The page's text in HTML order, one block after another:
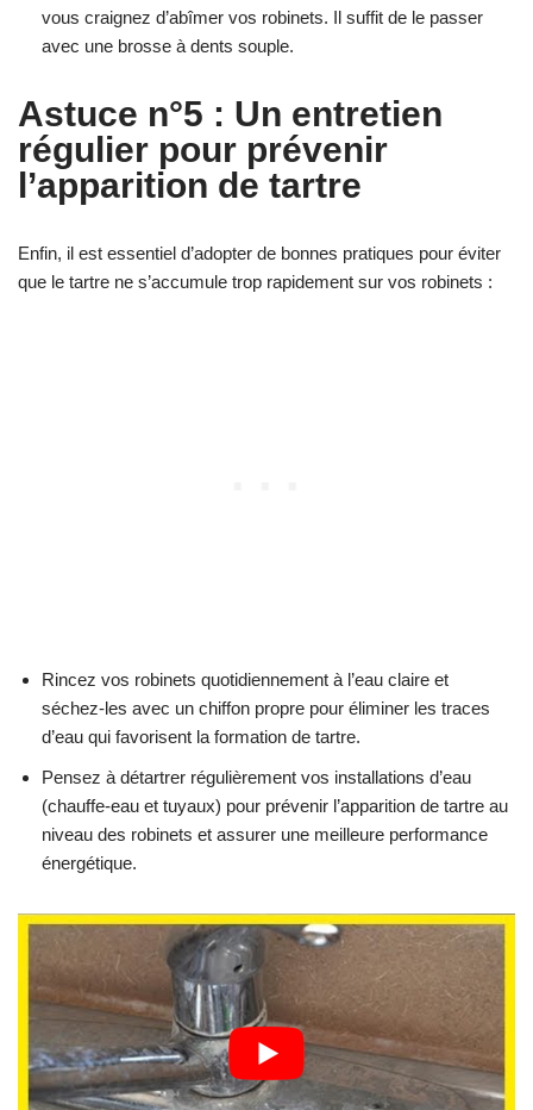
vous craignez d’abîmer vos robinets. Il suffit de le passer
avec une brosse à dents souple.
Astuce n°5 : Un entretien
régulier pour prévenir
l’apparition de tartre
Enfin, il est essentiel d’adopter de bonnes pratiques pour éviter
que le tartre ne s’accumule trop rapidement sur vos robinets :
Rincez vos robinets quotidiennement à l’eau claire et
séchez-les avec un chiffon propre pour éliminer les traces
d’eau qui favorisent la formation de tartre.
Pensez à détartrer régulièrement vos installations d’eau
(chauffe-eau et tuyaux) pour prévenir l’apparition de tartre au
niveau des robinets et assurer une meilleure performance
énergétique.